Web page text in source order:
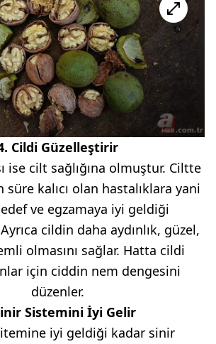
Cildi Güzelleştirir
ise cilt sağlığına olmuştur. Ciltte
süre kalıcı olan hastalıklara yani
ve egzamaya iyi geldiği
cildin daha aydınlık, güzel,
olmasını sağlar. Hatta cildi
için ciddin nem dengesini
düzenler.
Sistemini İyi Gelir
iyi geldiği kadar sinir